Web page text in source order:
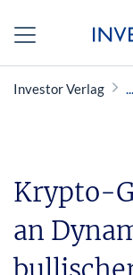
Investor Verlag
Krypto-
an